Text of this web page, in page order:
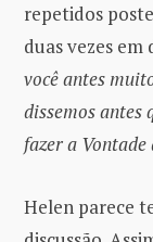
repetidos
duas vezes em
você antes
dissemos
fazer a Vontade
Helen parece